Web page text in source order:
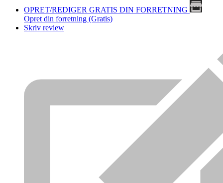
OPRET/REDIGER GRATIS DIN FORRETNING
Opret din forretning (Gratis)
Skriv review